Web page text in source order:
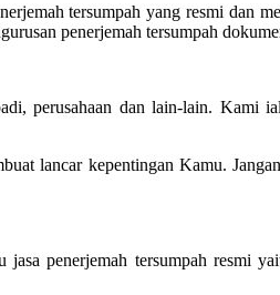
tersumpah yang resmi dan
penerjemah tersumpah
perusahaan dan lain-lain. Kami
lancar kepentingan Kamu.
penerjemah tersumpah resmi